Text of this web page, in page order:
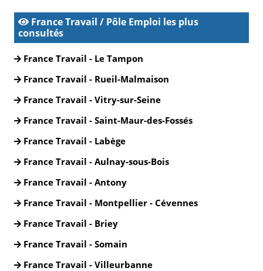
France Travail / Pôle Emploi les plus
consultés
France Travail - Le Tampon
France Travail - Rueil-Malmaison
France Travail - Vitry-sur-Seine
France Travail - Saint-Maur-des-Fossés
France Travail - Labège
France Travail - Aulnay-sous-Bois
France Travail - Antony
France Travail - Montpellier - Cévennes
France Travail - Briey
France Travail - Somain
France Travail - Villeurbanne